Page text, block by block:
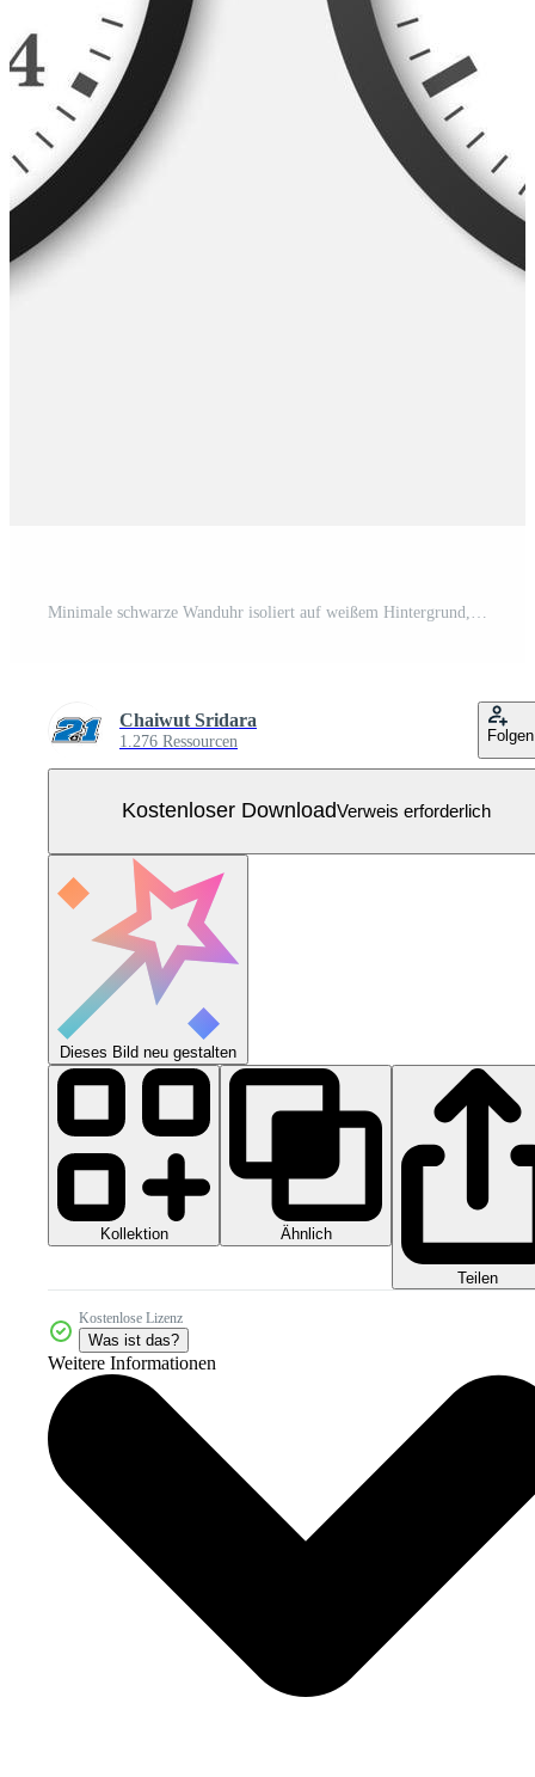
Chaiwut Sridara
1.276 Ressourcen Folgen
Kostenloser DownloadVerweis erforderlich
Dieses Bild neu gestalten
Kollektion Ähnlich
Teilen
Kostenlose Lizenz
Was ist das?
Weitere Informationen